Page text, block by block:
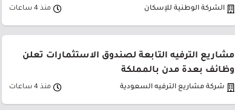
الشركة الوطنية للإسكان منذ 4 ساعات
مشاريع الترفيه التابعة لصندوق الاستثمارات تعلن
وظائف بعدة مدن بالمملكة
شركة مشاريع الترفيه السعودية منذ 4 ساعات